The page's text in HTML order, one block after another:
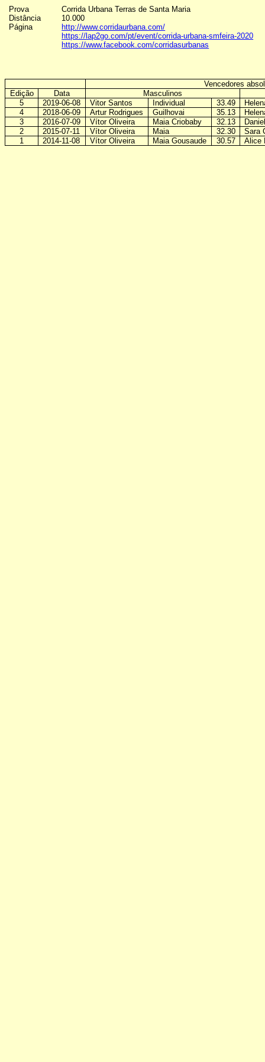
Prova
Corrida Urbana Terras de Santa Maria
Distância
10.000
Página
http://www.corridaurbana.com/
https://lap2go.com/pt/event/corrida-urbana-smfeira-2020
https://www.facebook.com/corridasurbanas
Vencedores
Edição
Data
Masculinos
5
2019-06-08 Vitor Santos Individual 33.49
4
2018-06-09 Artur Rodrigues Guilhovai 35.13
3
2016-07-09 Vítor Oliveira Maia Criobaby 32.13
2
2015-07-11 Vítor Oliveira Maia 32.30
Sara
1
2014-11-08 Vítor Oliveira Maia Gousaude 30.57 Alice